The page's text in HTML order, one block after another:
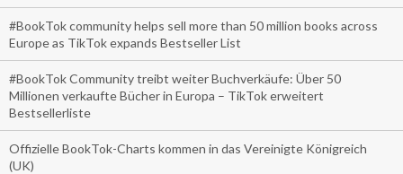
#BookTok community helps sell more than 50 million books across
Europe as TikTok expands Bestseller List
#BookTok Community treibt weiter Buchverkäufe: Über 50
Millionen verkaufte Bücher in Europa – TikTok erweitert
Bestsellerliste
Offizielle BookTok-Charts kommen in das Vereinigte Königreich
(UK)